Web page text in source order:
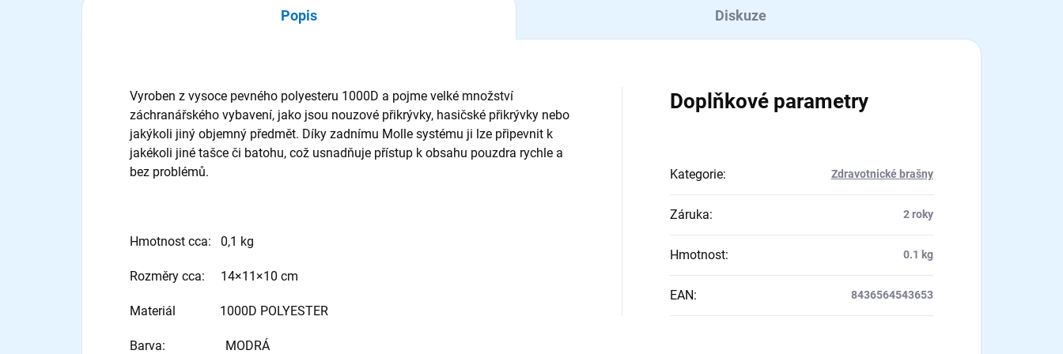
Popis Diskuze
Vyroben z vysoce pevného polyesteru 1000D a pojme velké množství
záchranářského vybavení, jako jsou nouzové přikrývky, hasičské přikrývky nebo
jakýkoli jiný objemný předmět. Díky zadnímu Molle systému ji lze připevnit k
jakékoli jiné tašce či batohu, což usnadňuje přístup k obsahu pouzdra rychle a
bez problémů.
Hmotnost cca: 0,1 kg
Rozměry cca: 14×11×10 cm
Materiál 1000D POLYESTER
Barva: MODRÁ
Doplňkové parametry
Kategorie: Zdravotnické brašny
Záruka: 2 roky
Hmotnost: 0.1 kg
EAN: 8436564543653